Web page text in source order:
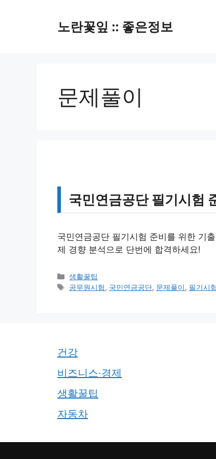
노란꽃잎 :: 좋은정보
문제풀이
국민연금공단 필기시험
국민연금공단 필기시험 준비를 위한 기
제 경향 분석으로 단번에 합격하세요!
카
테
생활꿀팁
태
공무원시험, 국민연금공단, 문제풀이, 필기시험
건강
비즈니스·경제
생활꿀팁
자동차